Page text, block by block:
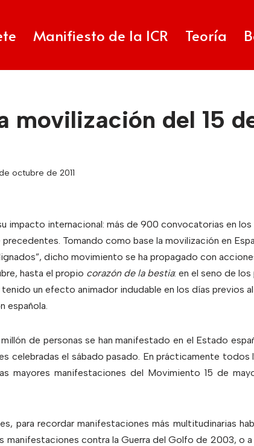
Manifiesto de la ICR Teoría
movilización del 15
octubre de 2011
impacto internacional: más de 900 convocatorias en
Tomando como base la movilización en
dicho movimiento se ha propagado con
hasta el propio corazón de la bestia: en el seno de
un efecto animador indudable en los días previos al
española.
de personas se han manifestado en el Estado
celebradas el sábado pasado. En prácticamente todos
mayores manifestaciones del Movimiento 15 de
para recordar manifestaciones más multitudinarias
manifestaciones contra la Guerra del Golfo de 2003, o